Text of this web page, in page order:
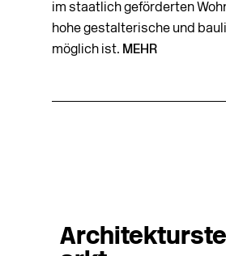
im staatlich geförderten
hohe gestalterische und
möglich ist. MEHR